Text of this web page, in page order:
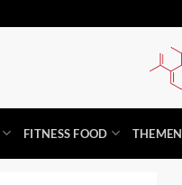
FITNESS FOOD THEMEN